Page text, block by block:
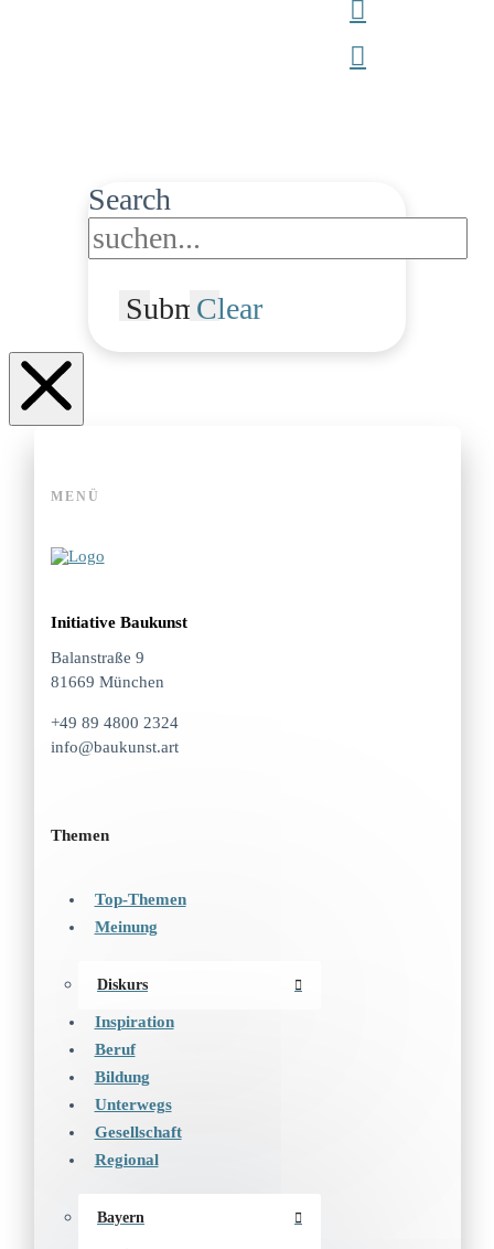
Search
SubmitClear
MENÜ
Initiative Baukunst
Balanstraße 9
81669 München
+49 89 4800 2324
info@baukunst.art
Themen
Top-Themen
Meinung
Diskurs
Inspiration
Beruf
Bildung
Unterwegs
Gesellschaft
Regional
Bayern